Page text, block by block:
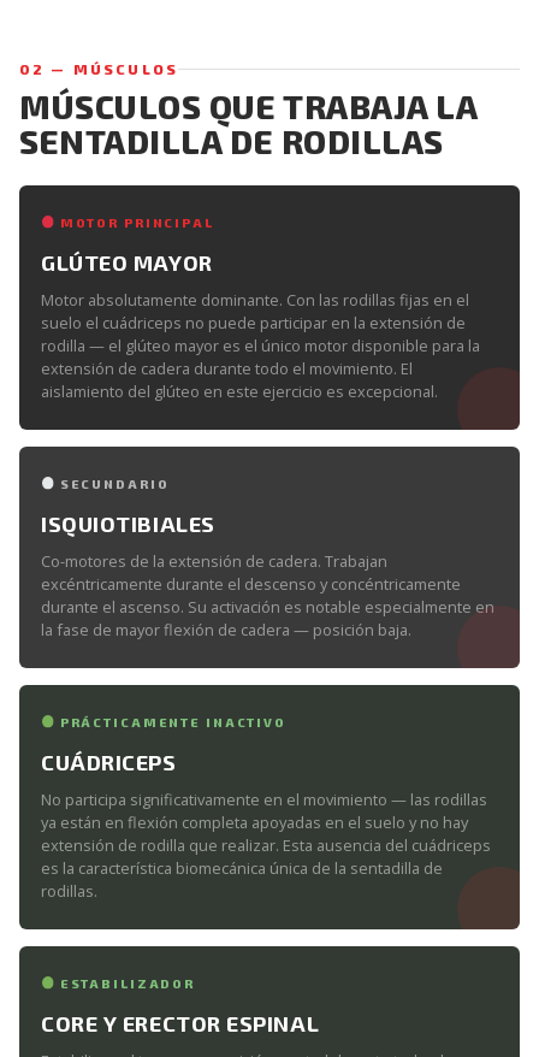
02 — MÚSCULOS
MÚSCULOS QUE TRABAJA LA
SENTADILLA DE RODILLAS
MOTOR PRINCIPAL
GLÚTEO MAYOR
Motor absolutamente dominante. Con las rodillas fijas en el
suelo el cuádriceps no puede participar en la extensión de
rodilla — el glúteo mayor es el único motor disponible para la
extensión de cadera durante todo el movimiento. El
aislamiento del glúteo en este ejercicio es excepcional.
SECUNDARIO
ISQUIOTIBIALES
Co-motores de la extensión de cadera. Trabajan
excéntricamente durante el descenso y concéntricamente
durante el ascenso. Su activación es notable especialmente en
la fase de mayor flexión de cadera — posición baja.
PRÁCTICAMENTE INACTIVO
CUÁDRICEPS
No participa significativamente en el movimiento — las rodillas
ya están en flexión completa apoyadas en el suelo y no hay
extensión de rodilla que realizar. Esta ausencia del cuádriceps
es la característica biomecánica única de la sentadilla de
rodillas.
ESTABILIZADOR
CORE Y ERECTOR ESPINAL